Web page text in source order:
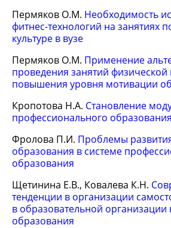
Пермяков О.М. Необходимость
фитнес-технологий на занятиях
культуре в вузе
Пермяков О.М. Применение
проведения занятий физической
повышения уровня мотивации
Кропотова Н.А. Становление
профессионального образования
Фролова П.И. Проблемы
образования в системе
образования
Щетинина Е.В., Ковалева К.Н.
тенденции в организации
в образовательной
образования